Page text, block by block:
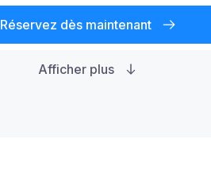
Réservez dès maintenant
Afficher plus